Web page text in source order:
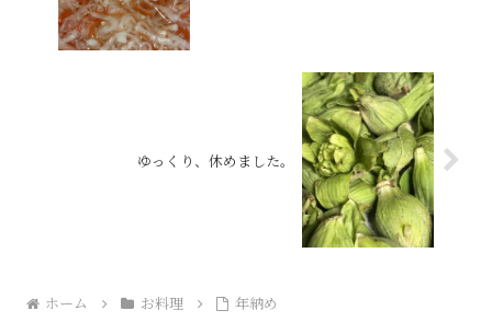
ゆっくり、休めました。
ホーム お料理 年納め